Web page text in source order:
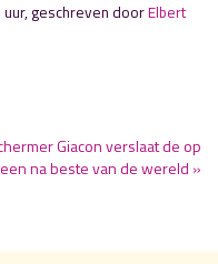
geschreven doorElbert
Giacon verslaat de op
een na beste van de wereld »